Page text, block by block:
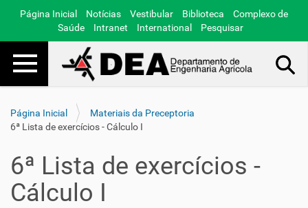
Página Inicial Notícias Vestibular Biblioteca
Complexo de
Saúde
Intranet International Pesquisar
Toggle navigation
Página Inicial
Materiais da Preceptoria
6ª Lista de exercícios - Cálculo I
6ª Lista de exercícios -
Cálculo I